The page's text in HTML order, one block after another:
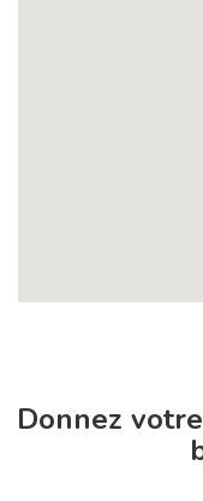
Donnez